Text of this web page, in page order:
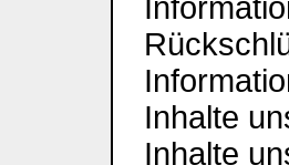
Inhalte
Inhalte